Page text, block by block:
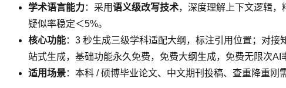
学术语言能力：采用语义级改写技术，深度理解上下文逻辑
疑似率稳定＜5%。
核心功能：3 秒生成三级学科适配大纲，标注引用位置；对接
站式生成，基础功能永久免费，免费大纲生成，免费无限次AI
适用场景：本科 / 硕博毕业论文、中文期刊投稿、查重降重刚